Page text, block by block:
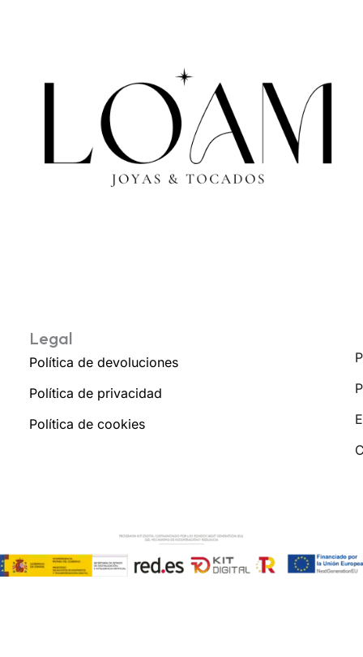
Legal
Política de devoluciones
Política de privacidad
Política de cookies